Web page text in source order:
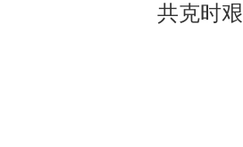
共克时艰